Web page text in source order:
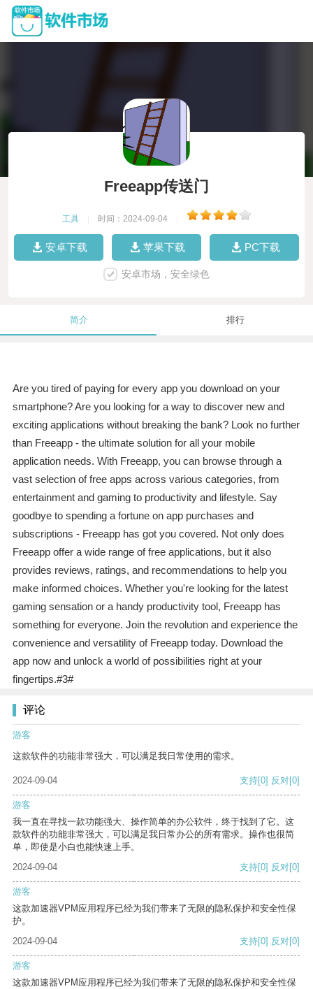
Freeapp传送门
工具 时间：2024-09-04
安卓下载 苹果下载 PC下载
安卓市场，安全绿色
简介 排行
Are you tired of paying for every app you download on your
smartphone? Are you looking for a way to discover new and
exciting applications without breaking the bank? Look no further
than Freeapp - the ultimate solution for all your mobile
application needs. With Freeapp, you can browse through a
vast selection of free apps across various categories, from
entertainment and gaming to productivity and lifestyle. Say
goodbye to spending a fortune on app purchases and
subscriptions - Freeapp has got you covered. Not only does
Freeapp offer a wide range of free applications, but it also
provides reviews, ratings, and recommendations to help you
make informed choices. Whether you're looking for the latest
gaming sensation or a handy productivity tool, Freeapp has
something for everyone. Join the revolution and experience the
convenience and versatility of Freeapp today. Download the
app now and unlock a world of possibilities right at your
fingertips.#3#
评论
游客
这款软件的功能非常强大，可以满足我日常使用的需求。
2024-09-04 支持[0] 反对[0]
游客
我一直在寻找一款功能强大、操作简单的办公软件，终于找到了它。这
款软件的功能非常强大，可以满足我日常办公的所有需求。操作也很简
单，即使是小白也能快速上手。
2024-09-04
支持[0] 反对[0]
游客
这款加速器VPM应用程序已经为我们带来了无限的隐私保护和安全性保
护。
2024-09-04
支持[0] 反对[0]
游客
这款加速器VPM应用程序已经为我们带来了无限的隐私保护和安全性保